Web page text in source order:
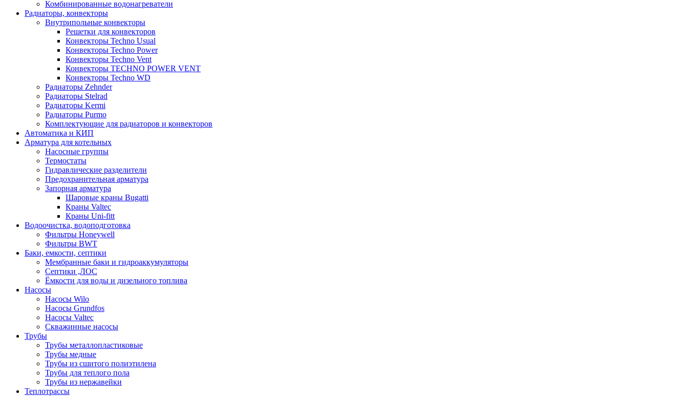
Комбинированные водонагреватели
Радиаторы, конвекторы
Внутрипольные конвекторы
Решетки для конвекторов
Конвекторы Techno Usual
Конвекторы Techno Power
Конвекторы Techno Vent
Конвекторы TECHNO POWER VENT
Конвекторы Techno WD
Радиаторы Zehnder
Радиаторы Stelrad
Радиаторы Kermi
Радиаторы Purmo
Комплектующие для радиаторов и конвекторов
Автоматика и КИП
Арматура для котельных
Насосные группы
Термостаты
Гидравлические разделители
Предохранительная арматура
Запорная арматура
Шаровые краны Bugatti
Краны Valtec
Краны Uni-fitt
Водоочистка, водоподготовка
Фильтры Honeywell
Фильтры BWT
Баки, емкости, септики
Мембранные баки и гидроаккумуляторы
Септики ,ЛОС
Ёмкости для воды и дизельного топлива
Насосы
Насосы Wilo
Насосы Grundfos
Насосы Valtec
Скважинные насосы
Трубы
Трубы металлопластиковые
Трубы медные
Трубы из сшитого полиэтилена
Трубы для теплого пола
Трубы из нержавейки
Теплотрассы